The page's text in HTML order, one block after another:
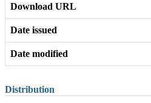
Download URL
Date issued
Date modified
Distribution